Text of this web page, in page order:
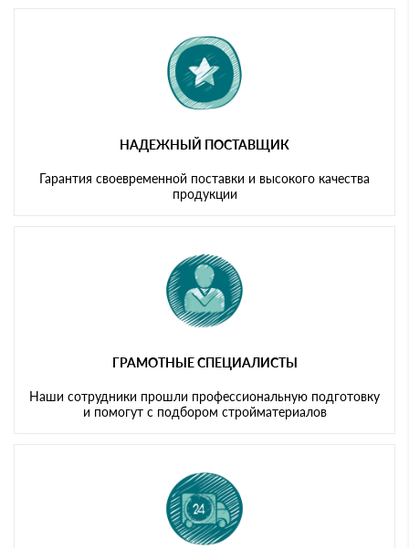
НАДЕЖНЫЙ ПОСТАВЩИК
Гарантия своевременной поставки и высокого качества
продукции
ГРАМОТНЫЕ СПЕЦИАЛИСТЫ
Наши сотрудники прошли профессиональную подготовку
и помогут с подбором стройматериалов